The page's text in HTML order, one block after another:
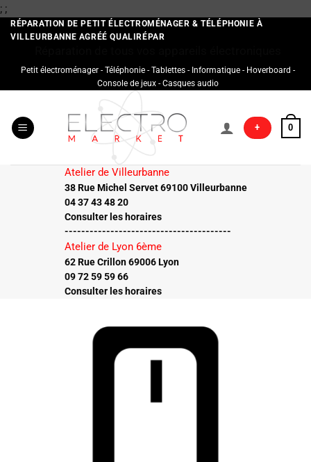
; ;Passer
au
contenu
RÉPARATION DE PETIT ÉLECTROMÉNAGER & TÉLÉPHONIE À
VILLEURBANNE AGRÉÉ QUALIRÉPAR
Petit électroménager - Téléphonie - Tablettes - Informatique - Hoverboard -
Console de jeux - Casques audio
+ 0
Atelier de Villeurbanne
38 Rue Michel Servet 69100 Villeurbanne
04 37 43 48 20
Consulter les horaires
----------------------------------------
Atelier de Lyon 6ème
62 Rue Crillon 69006 Lyon
09 72 59 59 66
Consulter les horaires